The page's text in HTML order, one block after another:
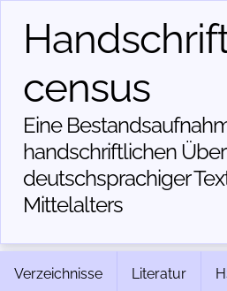
census
Eine
handschriftlichen
deutschsprachiger
Mittelalters
Verzeichnisse Literatur